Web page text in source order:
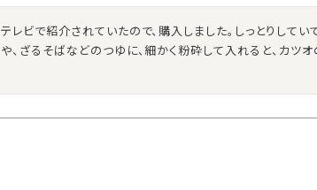
テレビで紹介されていたので、購入しました。しっとりして
や、ざるそばなどのつゆに、細かく粉砕して入れると、カツ